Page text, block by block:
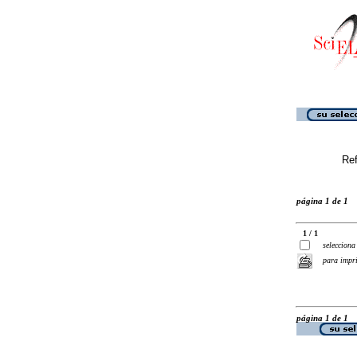
página 1 de 1
1 / 1
selecciona
para
página 1 de 1